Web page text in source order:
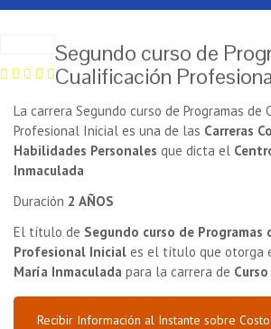
Segundo curso de
Cualificación
La carrera Segundo curso de Programas de
Profesional Inicial es una de las Carreras
Habilidades Personales que dicta el
Inmaculada
Duración 2 AÑOS
El título de Segundo curso de Programas
Profesional Inicial es el título que otorga
María Inmaculada para la carrera de
Recibir Información al Instante sobre